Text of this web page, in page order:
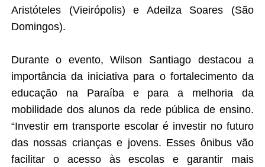
Aristóteles (Vieirópolis) e Adeilza Soares (São
Domingos).
Durante o evento, Wilson Santiago destacou a
importância da iniciativa para o fortalecimento da
educação na Paraíba e para a melhoria da
mobilidade dos alunos da rede pública de ensino.
“Investir em transporte escolar é investir no futuro
das nossas crianças e jovens. Esses ônibus vão
facilitar o acesso às escolas e garantir mais